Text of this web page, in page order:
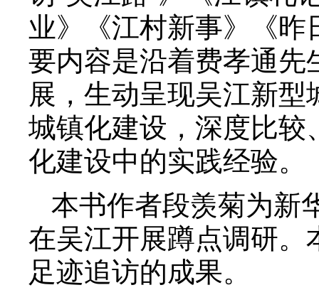
业》《江村新事》《昨
要内容是沿着费孝通
展，生动呈现吴江新
城镇化建设，深度比
化建设中的实践经验。
本书作者段羡菊为新
在吴江开展蹲点调研
足迹追访的成果。